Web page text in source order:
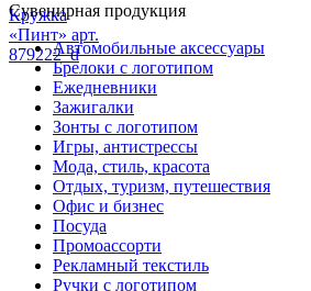
Кружка
«Пинт» арт.
879222_d
Сувенирная продукция
Автомобильные аксессуары
Брелоки с логотипом
Ежедневники
Зажигалки
Зонты с логотипом
Игры, антистрессы
Мода, стиль, красота
Отдых, туризм, путешествия
Офис и бизнес
Посуда
Промоассорти
Рекламный текстиль
Ручки с логотипом